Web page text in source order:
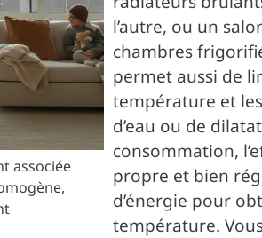
associée
l’autre, ou un
chambres
permet aussi de
température et
d’eau ou de
consommation,
propre et bien
d’énergie pour
température.